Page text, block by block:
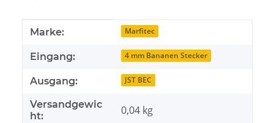
Produkteigenschaft
Wert
Marke: Marfitec
Eingang: 4 mm Bananen Stecker
Ausgang: JST BEC
Versandgewic
ht:
0,04 kg